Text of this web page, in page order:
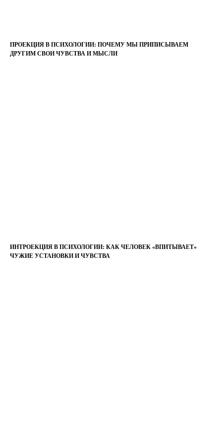
ПРОЕКЦИЯ В ПСИХОЛОГИИ: ПОЧЕМУ МЫ ПРИПИСЫВАЕМ
ДРУГИМ СВОИ ЧУВСТВА И МЫСЛИ
ИНТРОЕКЦИЯ В ПСИХОЛОГИИ: КАК ЧЕЛОВЕК «ВПИТЫВАЕТ»
ЧУЖИЕ УСТАНОВКИ И ЧУВСТВА